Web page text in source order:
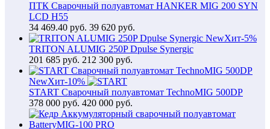
ПТК Сварочный полуавтомат HANKER MIG 200 SYN
LCD H55
34 469.40 руб. 39 620 руб.
NewХит-5%
TRITON ALUMIG 250P Dpulse Synergic
201 685 руб. 212 300 руб.
NewХит-10%
START Сварочный полуавтомат TechnoMIG 500DP
378 000 руб. 420 000 руб.